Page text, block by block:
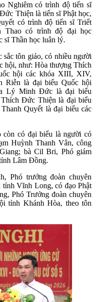
Nghiêm có trình độ tiến sĩ
Thiện là tiến sĩ Phật học,
có trình độ tiến sĩ Triết
Thao có trình độ đại học
sĩ Thần học luân lý.
sắc tôn giáo, có nhiều người
hội, như: Hòa thượng Thích
hội các khóa XIII, XIV,
Riễn là đại biểu Quốc hội
Lý Minh Đức là đại biểu
Đức Thiện là đại biểu
Quyết là đại biểu các
còn có đại biểu là người có
Huỳnh Thanh Vân, công
bà Cil Bri, Phó giám
Lâm Đồng.
Phó trưởng đoàn chuyên
tỉnh Vĩnh Long, có đạo Phật
Phó Trưởng đoàn chuyên
tỉnh Khánh Hòa, theo tôn